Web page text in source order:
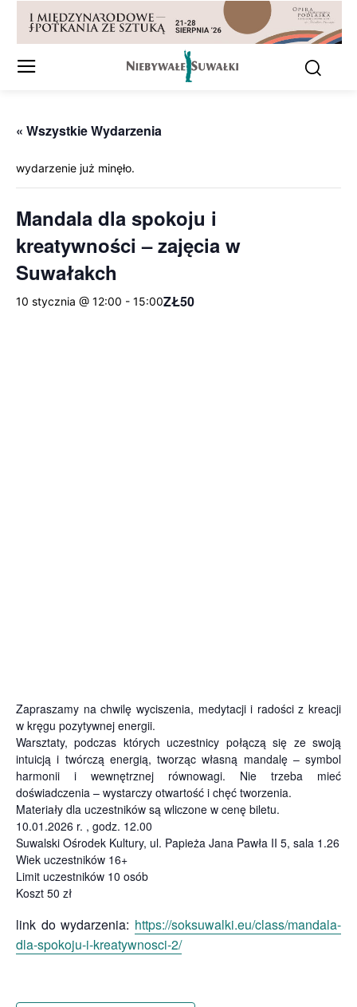
« Wszystkie Wydarzenia
wydarzenie już minęło.
Mandala dla spokoju i
kreatywności – zajęcia w
Suwałakch
10 stycznia @ 12:00 - 15:00ZŁ50
Zapraszamy na chwilę wyciszenia, medytacji i radości z kreacji
w kręgu pozytywnej energii.
Warsztaty, podczas których uczestnicy połączą się ze swoją
intuicją i twórczą energią, tworząc własną mandalę – symbol
harmonii i wewnętrznej równowagi. Nie trzeba mieć
doświadczenia – wystarczy otwartość i chęć tworzenia.
Materiały dla uczestników są wliczone w cenę biletu.
10.01.2026 r. , godz. 12.00
Suwalski Ośrodek Kultury, ul. Papieża Jana Pawła II 5, sala 1.26
Wiek uczestników 16+
Limit uczestników 10 osób
Koszt 50 zł
link do wydarzenia: https://soksuwalki.eu/class/mandala-
dla-spokoju-i-kreatywnosci-2/